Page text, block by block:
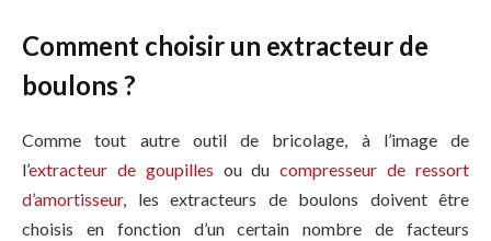
Comment choisir un extracteur de
boulons ?
Comme tout autre outil de bricolage, à l’image de
l’extracteur de goupilles ou ducompresseur de ressort
d’amortisseur, les extracteurs de boulons doivent être
choisis en fonction d’un certain nombre de facteurs